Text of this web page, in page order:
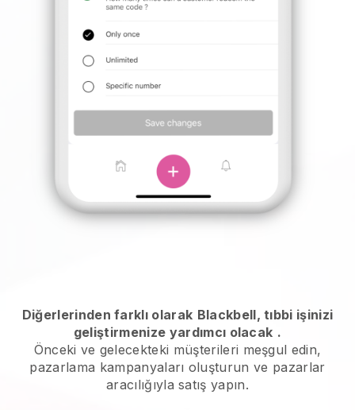
Diğerlerinden farklı olarak Blackbell, tıbbi işinizi
geliştirmenize yardımcı olacak .
Önceki ve gelecekteki müşterileri meşgul edin,
pazarlama kampanyaları oluşturun ve pazarlar
aracılığıyla satış yapın.